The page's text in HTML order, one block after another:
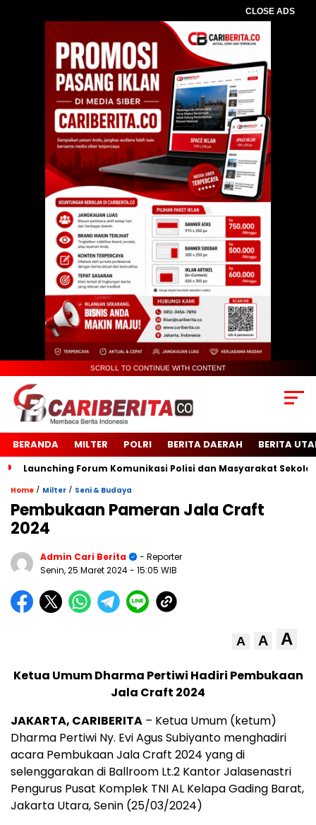
CLOSE ADS
SCROLL TO CONTINUE WITH CONTENT
BERANDA MILTER POLRI BERITA DAERAH BERITA
Launching Forum Komunikasi Polisi dan Masyarakat Sekolah
Home / Milter / Seni & Budaya
Pembukaan Pameran Jala Craft
2024
Admin Cari Berita
- Reporter
Senin, 25 Maret 2024- 15:05 WIB
A A A
Ketua Umum Dharma Pertiwi Hadiri Pembukaan
Jala Craft 2024
JAKARTA, CARIBERITA – Ketua Umum (ketum)
Dharma Pertiwi Ny. Evi Agus Subiyanto menghadiri
acara Pembukaan Jala Craft 2024 yang di
selenggarakan di Ballroom Lt.2 Kantor Jalasenastri
Pengurus Pusat Komplek TNI AL Kelapa Gading Barat,
Jakarta Utara, Senin (25/03/2024)